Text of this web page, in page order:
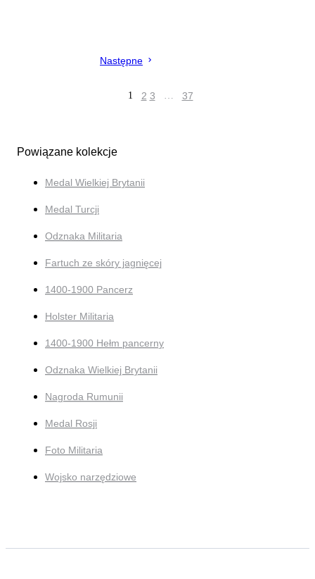
Następne
1 2 3 … 37
Powiązane kolekcje
Medal Wielkiej Brytanii
Medal Turcji
Odznaka Militaria
Fartuch ze skóry jagnięcej
1400-1900 Pancerz
Holster Militaria
1400-1900 Hełm pancerny
Odznaka Wielkiej Brytanii
Nagroda Rumunii
Medal Rosji
Foto Militaria
Wojsko narzędziowe